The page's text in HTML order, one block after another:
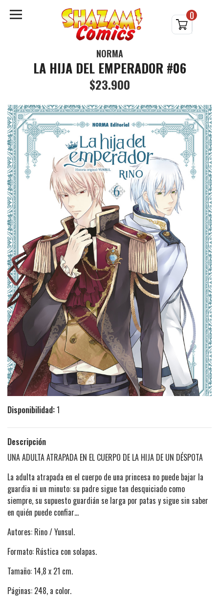
0
NORMA
LA HIJA DEL EMPERADOR #06
$23.900
Disponibilidad:1
Descripción
UNA ADULTA ATRAPADA EN EL CUERPO DE LA HIJA DE UN DÉSPOTA
La adulta atrapada en el cuerpo de una princesa no puede bajar la
guardia ni un minuto: su padre sigue tan desquiciado como
siempre, su supuesto guardián se larga por patas y sigue sin saber
en quién puede confiar…
Autores: Rino / Yunsul.
Formato: Rústica con solapas.
Tamaño: 14,8 x 21 cm.
Páginas: 248, a color.